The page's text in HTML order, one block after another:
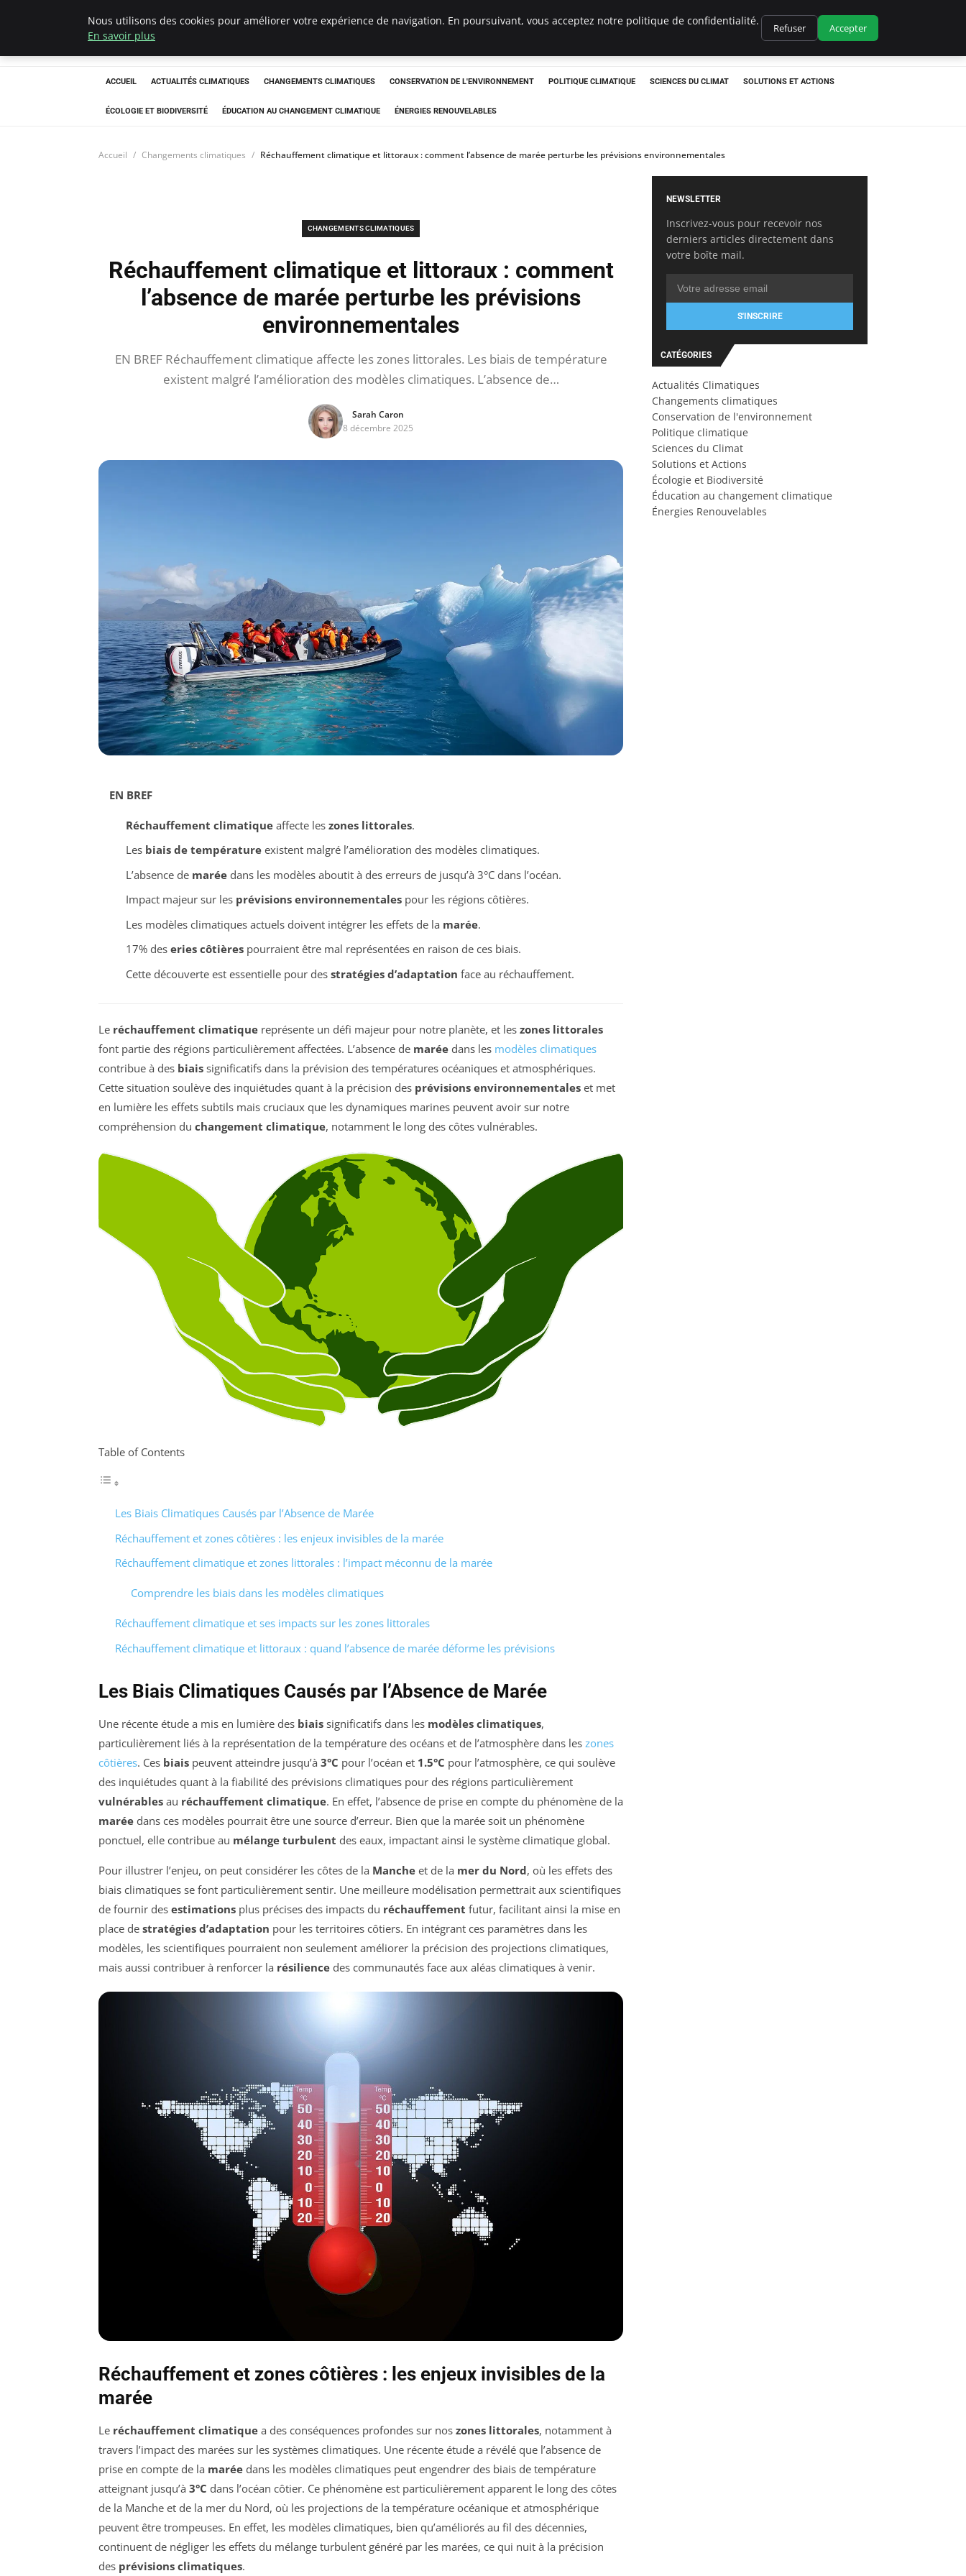
Climatedebtagents
ACCUEIL ACTUALITÉS CLIMATIQUES CHANGEMENTS CLIMATIQUES CONSERVATION DE L'ENVIRONNEMENT POLITIQUE CLIMATIQUE SCIENCES DU CLIMAT SOLUTIONS ET ACTIONS
ÉCOLOGIE ET BIODIVERSITÉ ÉDUCATION AU CHANGEMENT CLIMATIQUE ÉNERGIES RENOUVELABLES
Accueil Changements climatiques Réchauffement climatique et littoraux : comment l’absence de marée perturbe les prévisions environnementales
CHANGEMENTS CLIMATIQUES
Réchauffement climatique et littoraux : comment
l’absence de marée perturbe les prévisions
environnementales
EN BREF Réchauffement climatique affecte les zones littorales. Les biais de température
existent malgré l’amélioration des modèles climatiques. L’absence de…
Sarah Caron
8 décembre 2025
EN BREF
Réchauffement climatiqueaffecte les zones littorales.
Les biais de températureexistent malgré l’amélioration des modèles climatiques.
L’absence de maréedans les modèles aboutit à des erreurs de jusqu’à 3°C dans l’océan.
Impact majeur sur les prévisions environnementalespour les régions côtières.
Les modèles climatiques actuels doivent intégrer les effets de la marée.
17% des eries côtièrespourraient être mal représentées en raison de ces biais.
Cette découverte est essentielle pour des stratégies d’adaptation face au réchauffement.
Le réchauffement climatique représente un défi majeur pour notre planète, et les zones littorales
font partie des régions particulièrement affectées. L’absence de marée dans les modèles climatiques
contribue à des biais significatifs dans la prévision des températures océaniques et atmosphériques.
Cette situation soulève des inquiétudes quant à la précision des prévisions environnementales et met
en lumière les effets subtils mais cruciaux que les dynamiques marines peuvent avoir sur notre
compréhension du changement climatique, notamment le long des côtes vulnérables.
Table of Contents
Les Biais Climatiques Causés par l’Absence de Marée
Réchauffement et zones côtières : les enjeux invisibles de la marée
Réchauffement climatique et zones littorales : l’impact méconnu de la marée
Comprendre les biais dans les modèles climatiques
Réchauffement climatique et ses impacts sur les zones littorales
Réchauffement climatique et littoraux : quand l’absence de marée déforme les prévisions
Les Biais Climatiques Causés par l’Absence de Marée
Une récente étude a mis en lumière des biais significatifs dans les modèles climatiques,
particulièrement liés à la représentation de la température des océans et de l’atmosphère dans les zones
côtières. Ces biais peuvent atteindre jusqu’à 3°C pour l’océan et 1.5°C pour l’atmosphère, ce qui soulève
des inquiétudes quant à la fiabilité des prévisions climatiques pour des régions particulièrement
vulnérables au réchauffement climatique. En effet, l’absence de prise en compte du phénomène de la
marée dans ces modèles pourrait être une source d’erreur. Bien que la marée soit un phénomène
ponctuel, elle contribue au mélange turbulent des eaux, impactant ainsi le système climatique global.
Pour illustrer l’enjeu, on peut considérer les côtes de la Manche et de la mer du Nord, où les effets des
biais climatiques se font particulièrement sentir. Une meilleure modélisation permettrait aux scientifiques
de fournir des estimations plus précises des impacts du réchauffement futur, facilitant ainsi la mise en
place de stratégies d’adaptation pour les territoires côtiers. En intégrant ces paramètres dans les
modèles, les scientifiques pourraient non seulement améliorer la précision des projections climatiques,
mais aussi contribuer à renforcer la résilience des communautés face aux aléas climatiques à venir.
Réchauffement et zones côtières : les enjeux invisibles de la
marée
Le réchauffement climatique a des conséquences profondes sur nos zones littorales, notamment à
travers l’impact des marées sur les systèmes climatiques. Une récente étude a révélé que l’absence de
prise en compte de la marée dans les modèles climatiques peut engendrer des biais de température
atteignant jusqu’à 3°C dans l’océan côtier. Ce phénomène est particulièrement apparent le long des côtes
de la Manche et de la mer du Nord, où les projections de la température océanique et atmosphérique
peuvent être trompeuses. En effet, les modèles climatiques, bien qu’améliorés au fil des décennies,
continuent de négliger les effets du mélange turbulent généré par les marées, ce qui nuit à la précision
des prévisions climatiques.
NEWSLETTER
Inscrivez-vous pour recevoir nos
derniers articles directement dans
votre boîte mail.
S'INSCRIRE
CATÉGORIES
Actualités Climatiques
Changements climatiques
Conservation de l'environnement
Politique climatique
Sciences du Climat
Solutions et Actions
Écologie et Biodiversité
Éducation au changement climatique
Énergies Renouvelables
Nous utilisons des cookies pour améliorer votre expérience de navigation. En poursuivant, vous acceptez notre politique de confidentialité.
En savoir plus
Refuser Accepter